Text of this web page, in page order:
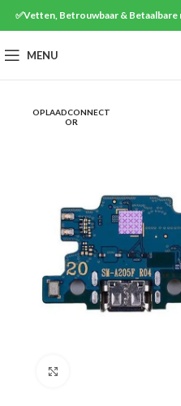
✅Vetten, Betrouwbaar &
MENU
OPLAADCONNECT
OR